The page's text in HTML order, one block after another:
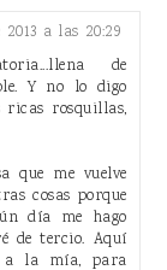
a las 20:29
de
Y no lo digo
ricas rosquillas,
que me vuelve
cosas porque
día me hago
de tercio. Aquí
a la mía, para